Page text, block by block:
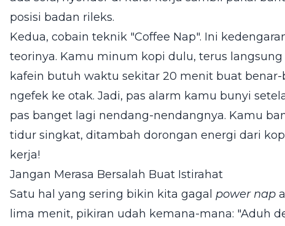
posisi badan rileks.
Kedua, cobain teknik "Coffee Nap". Ini
teorinya. Kamu minum kopi dulu, terus langsung
kafein butuh waktu sekitar 20 menit buat
ngefek ke otak. Jadi, pas alarm kamu bunyi
pas banget lagi nendang-nendangnya. Kamu
tidur singkat, ditambah dorongan energi dari
kerja!
Jangan Merasa Bersalah Buat Istirahat
Satu hal yang sering bikin kita gagal power nap
lima menit, pikiran udah kemana-mana: "Aduh